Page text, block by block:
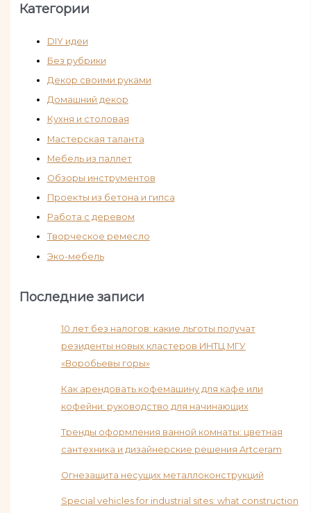
Категории
DIY идеи
Без рубрики
Декор своими руками
Домашний декор
Кухня и столовая
Мастерская таланта
Мебель из паллет
Обзоры инструментов
Проекты из бетона и гипса
Работа с деревом
Творческое ремесло
Эко-мебель
Последние записи
10 лет без налогов: какие льготы получат
резиденты новых кластеров ИНТЦ МГУ
«Воробьевы горы»
Как арендовать кофемашину для кафе или
кофейни: руководство для начинающих
Тренды оформления ванной комнаты: цветная
сантехника и дизайнерские решения Artceram
Огнезащита несущих металлоконструкций
Special vehicles for industrial sites: what construction